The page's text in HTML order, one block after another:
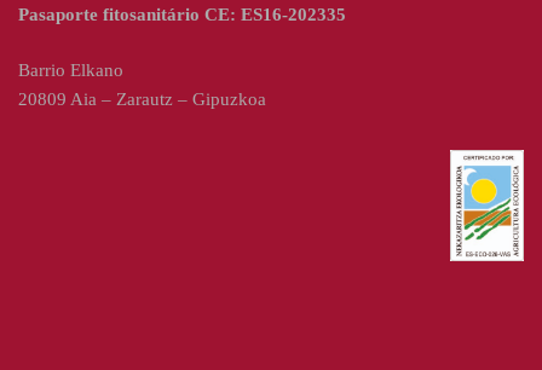
Pasaporte fitosanitário CE: ES16-202335
Barrio Elkano
20809 Aia – Zarautz – Gipuzkoa